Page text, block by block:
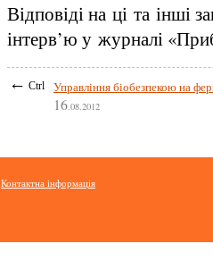
Відповіді на ці та інші
інтерв’ю у журналі
← Ctrl Управління біобезпекою на
16 .08.2012
Контактна інформація